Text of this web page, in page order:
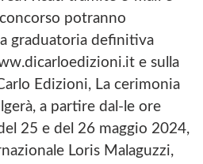
potranno
graduatoria definitiva
e sulla
Edizioni, La cerimonia
a partire dal-le ore
25 e del 26 maggio 2024,
Loris Malaguzzi,